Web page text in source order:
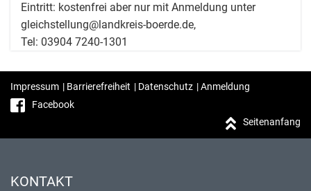
Eintritt: kostenfrei aber nur mit Anmeldung unter
gleichstellung@landkreis-boerde.de,
Tel: 03904 7240-1301
Impressum | Barrierefreiheit | Datenschutz |Anmeldung
Facebook
Seitenanfang
KONTAKT